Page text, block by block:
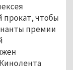
прокат, чтобы
премии